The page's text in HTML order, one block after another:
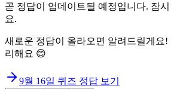
곧 정답이 업데이트될 예정입니다. 잠
요.
새로운 정답이 올라오면 알려드릴게요!
리해요 😊
9월 16일 퀴즈 정답 보기